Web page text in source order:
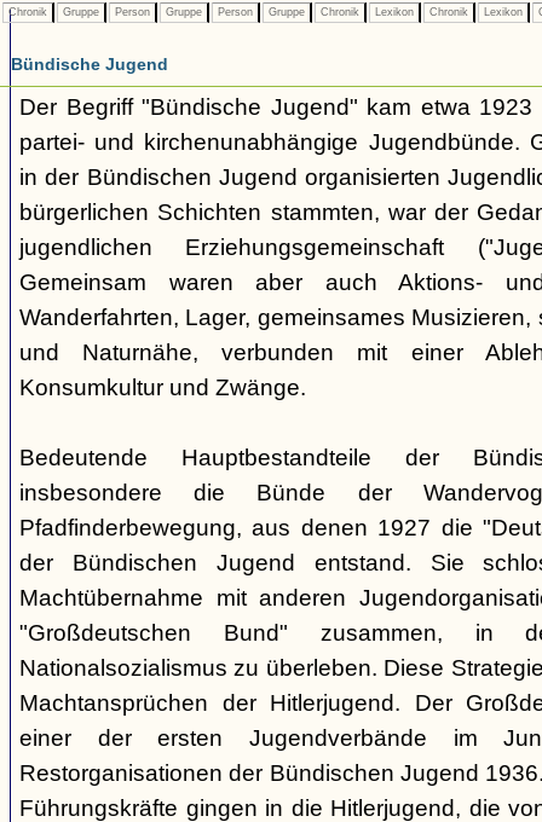
Chronik Gruppe Person Gruppe Person Gruppe Chronik Lexikon Chronik Lexikon
Bündische Jugend
Der Begriff "Bündische Jugend" kam etwa
partei- und kirchenunabhängige Jugendbünde.
in der Bündischen Jugend organisierten
bürgerlichen Schichten stammten, war der
jugendlichen Erziehungsgemeinschaft
Gemeinsam waren aber auch Aktions-
Wanderfahrten, Lager, gemeinsames
und Naturnähe, verbunden mit einer
Konsumkultur und Zwänge.
Bedeutende Hauptbestandteile der
insbesondere die Bünde der
Pfadfinderbewegung, aus denen 1927 die
der Bündischen Jugend entstand. Sie
Machtübernahme mit anderen
"Großdeutschen Bund" zusammen,
Nationalsozialismus zu überleben. Diese
Machtansprüchen der Hitlerjugend. Der
einer der ersten Jugendverbände im
Restorganisationen der Bündischen Jugend
Führungskräfte gingen in die Hitlerjugend, die